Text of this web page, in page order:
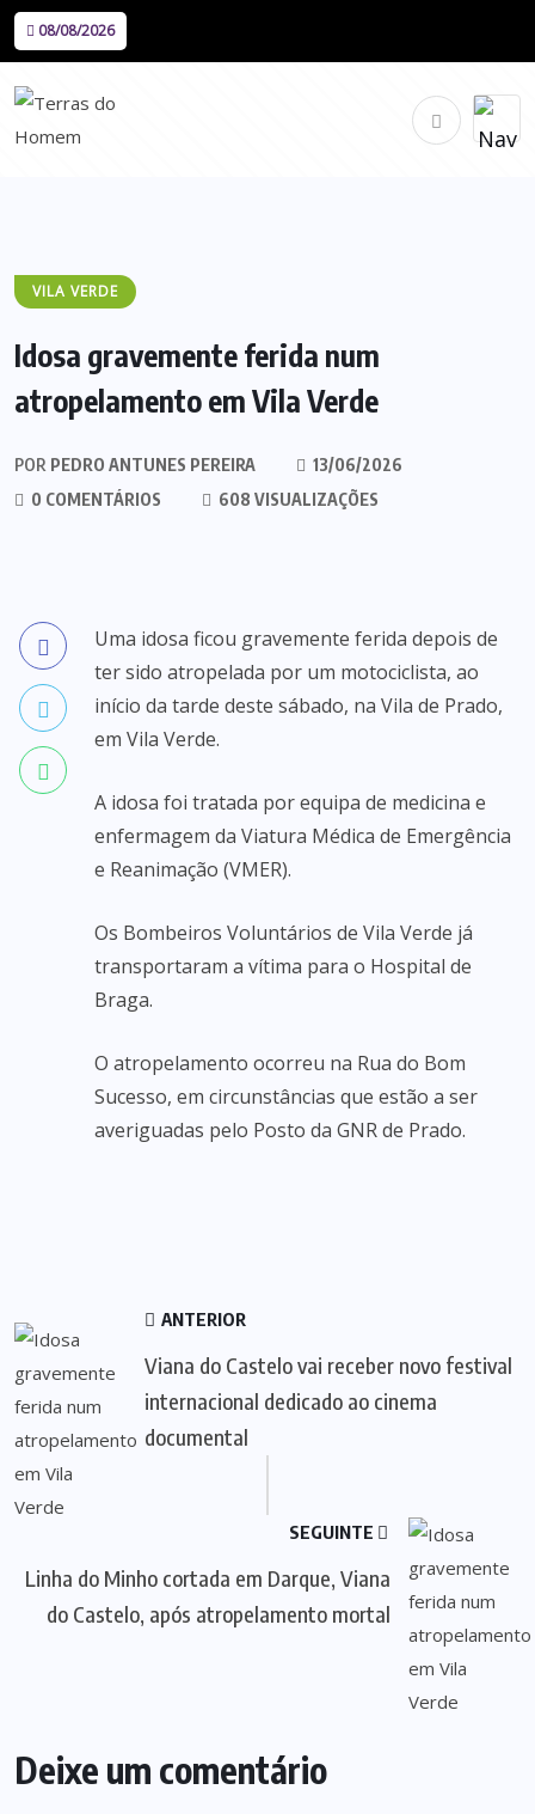
08/08/2026
VILA VERDE
Idosa gravemente ferida num
atropelamento em Vila Verde
POR PEDRO ANTUNES PEREIRA
13/06/2026
0 COMENTÁRIOS
608 VISUALIZAÇÕES
Uma idosa ficou gravemente ferida depois de
ter sido atropelada por um motociclista, ao
início da tarde deste sábado, na Vila de Prado,
em Vila Verde.
A idosa foi tratada por equipa de medicina e
enfermagem da Viatura Médica de Emergência
e Reanimação (VMER).
Os Bombeiros Voluntários de Vila Verde já
transportaram a vítima para o Hospital de
Braga.
O atropelamento ocorreu na Rua do Bom
Sucesso, em circunstâncias que estão a ser
averiguadas pelo Posto da GNR de Prado.
ANTERIOR
Viana do Castelo vai receber novo festival
internacional dedicado ao cinema
documental
SEGUINTE
Linha do Minho cortada em Darque, Viana
do Castelo, após atropelamento mortal
Deixe um comentário